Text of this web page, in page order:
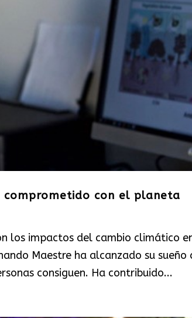
comprometido con el planeta
los impactos del cambio climático
Maestre ha alcanzado su sueño
consiguen. Ha contribuido...